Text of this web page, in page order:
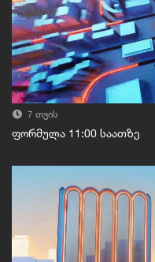
7 თვის
ფორმულა 11:00 საათზე